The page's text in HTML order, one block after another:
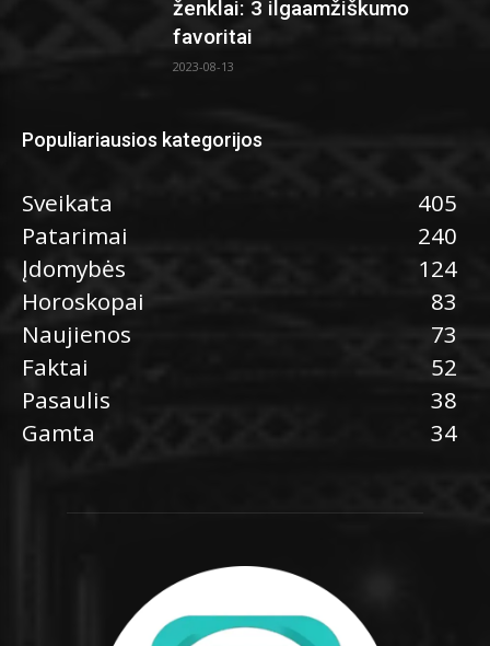
ženklai: 3 ilgaamžiškumo
favoritai
2023-08-13
Populiariausios kategorijos
Sveikata
405
Patarimai
240
Įdomybės
124
Horoskopai
83
Naujienos
73
Faktai
52
Pasaulis
38
Gamta
34